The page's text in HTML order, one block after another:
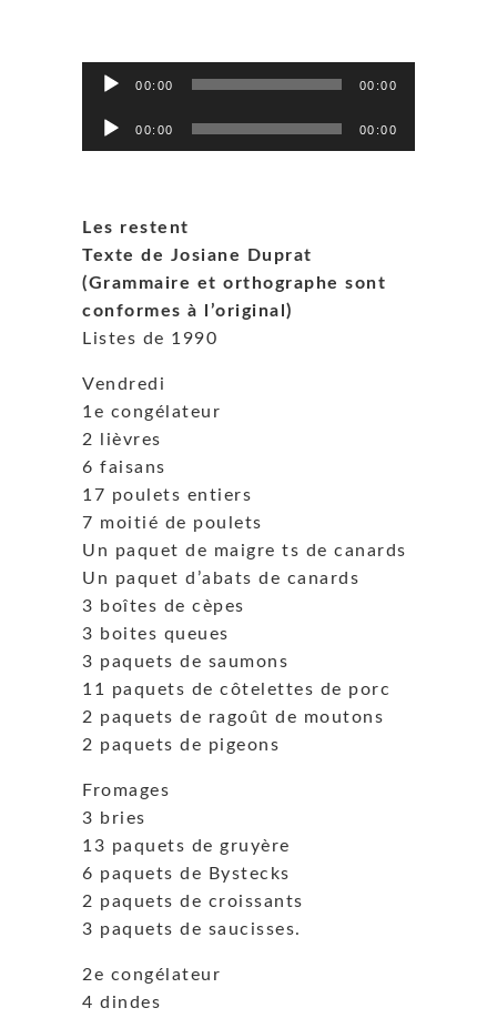
Lecteur
audio
00:00 00:00
Lecteur
audio
00:00 00:00
Les restent
Texte de Josiane Duprat
(Grammaire et orthographe sont
conformes à l’original)
Listes de 1990
Vendredi
1e congélateur
2 lièvres
6 faisans
17 poulets entiers
7 moitié de poulets
Un paquet de maigre ts de canards
Un paquet d’abats de canards
3 boîtes de cèpes
3 boites queues
3 paquets de saumons
11 paquets de côtelettes de porc
2 paquets de ragoût de moutons
2 paquets de pigeons
Fromages
3 bries
13 paquets de gruyère
6 paquets de Bystecks
2 paquets de croissants
3 paquets de saucisses.
2e congélateur
4 dindes